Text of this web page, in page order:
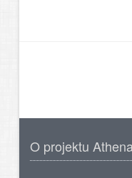
O projektu